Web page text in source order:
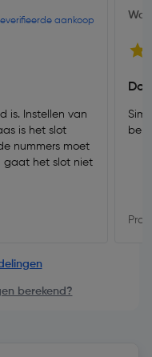
aankoop
is. Instellen van
is het slot
nummers moet
gaat het slot niet
berekend?